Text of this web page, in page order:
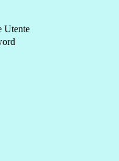
Utente